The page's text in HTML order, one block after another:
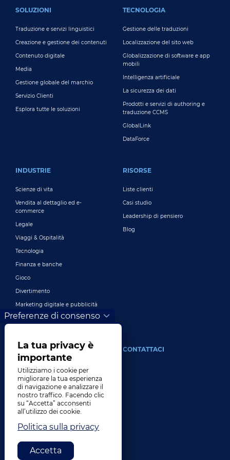
SOLUZIONI
Traduzione e servizi linguistici
Creazione e gestione dei contenuti
Contenuto digitale
Media
Gestione globale del marchio
Servizio Clienti
Esplora tutte le soluzioni
TECNOLOGIA
Gestione delle traduzioni
Localizzazione del sito web
Globalizzazione di software e app
mobili
Intelligenza artificiale
La sicurezza dei dati
Prodotti e servizi di authoring e
traduzione CCMS
GlobalLink
DataForce
INDUSTRIE
Scienze di vita
Vendita al dettaglio ed e-
commerce
Legale
Viaggi & Ospitalità
Tecnologia
Finanza e banche
Gioco
Divertimento
Marketing digitale e pubblicità
Più industrie
RISORSE
Liste clienti
Casi studio
Leadership di pensiero
Blog
DI
La nostra azienda
Comando
Storia
Carriere
Luoghi
CONTATTACI
Preferenze di consenso
La tua privacy è
importante
Utilizziamo i cookie per
migliorare la tua esperienza
di navigazione e analizzare il
nostro traffico. Facendo clic
su “Accetta” acconsenti
all’utilizzo dei cookie.
Politica sulla privacy
Accetta